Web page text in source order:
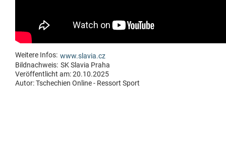
Weitere Infos: www.slavia.cz
Bildnachweis: SK Slavia Praha
Veröffentlicht am: 20.10.2025
Autor:Tschechien Online - Ressort Sport